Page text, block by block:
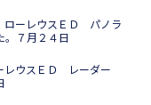
ーレウスＥＤ パノラ
７月２４日
ウスＥＤ レーダー